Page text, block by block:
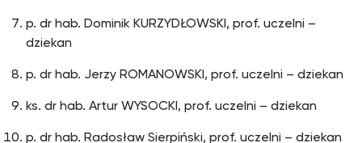
p. dr hab. Dominik KURZYDŁOWSKI, prof. uczelni –
dziekan
p. dr hab. Jerzy ROMANOWSKI, prof. uczelni – dziekan
ks. dr hab. Artur WYSOCKI, prof. uczelni – dziekan
p. dr hab. Radosław Sierpiński, prof. uczelni – dziekan